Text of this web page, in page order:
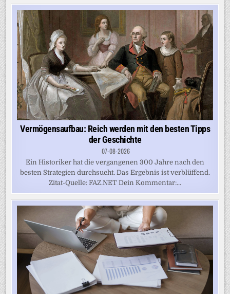
Vermögensaufbau: Reich werden mit den besten Tipps
der Geschichte
07-08-2026
Ein Historiker hat die vergangenen 300 Jahre nach den
besten Strategien durchsucht. Das Ergebnis ist verblüffend.
Zitat-Quelle: FAZ.NET Dein Kommentar:...